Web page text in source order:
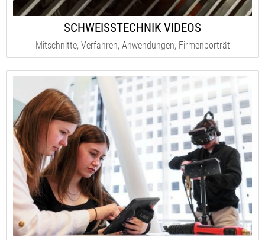
SCHWEISSTECHNIK VIDEOS
Mitschnitte, Verfahren, Anwendungen, Firmenporträt